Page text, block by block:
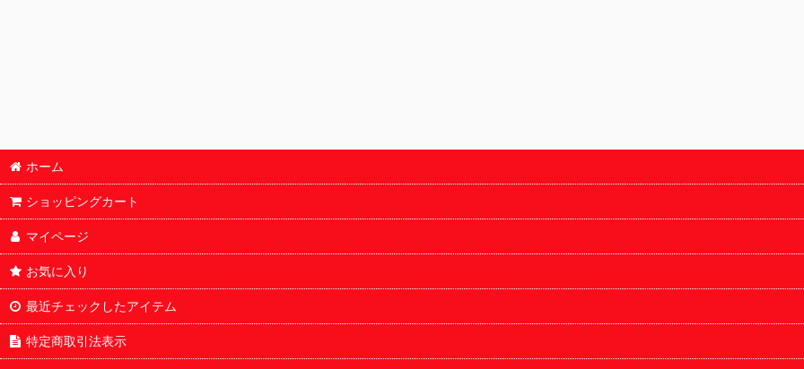
ホーム
ショッピングカート
マイページ
お気に入り
最近チェックしたアイテム
特定商取引法表示